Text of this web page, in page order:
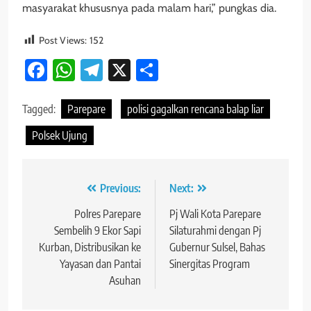
masyarakat khususnya pada malam hari,” pungkas dia.
Post Views: 152
Facebook
WhatsApp
Telegram
X
Tagged: Parepare
polisi gagalkan rencana balap liar
Polsek Ujung
Navigasi Previous:
Polres Parepare
Sembelih 9 Ekor Sapi
Kurban, Distribusikan ke
Yayasan dan Pantai
Asuhan
Next:
Pj Wali Kota Parepare
Silaturahmi dengan Pj
Gubernur Sulsel, Bahas
Sinergitas Program